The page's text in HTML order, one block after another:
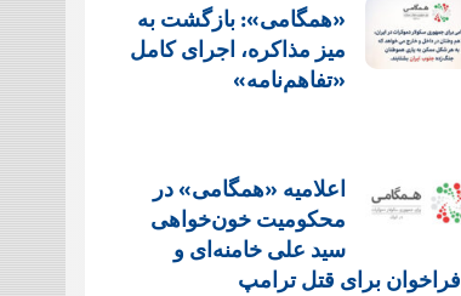
«همگامی»: بازگشت به
میز مذاکره، اجرای کامل
«تفاهم‌نامه»
اعلامیه «همگامی» در
محکومیت خون‌خواهی
سید علی خامنه‌ای و
فراخوان برای قتل ترامپ